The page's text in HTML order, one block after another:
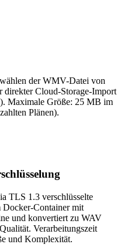
der WMV-Datei von
direkter Cloud-Storage-Import
Maximale Größe: 25 MB im
Plänen).
TLS 1.3 verschlüsselte
Docker-Container mit
und konvertiert zu WAV
Verarbeitungszeit
und Komplexität.